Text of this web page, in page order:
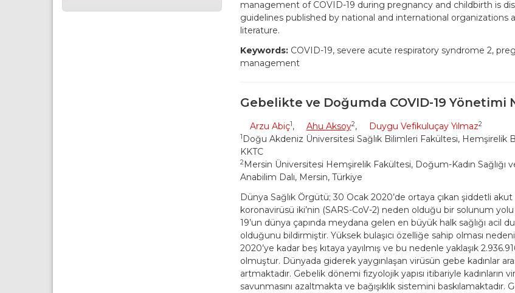
management of COVID-19 during pregnancy and childbirth is
guidelines published by national and international organizations
literature.
Keywords:COVID-19, severe acute respiratory syndrome 2,
management
Gebelikte ve Doğumda COVID-19 Yönetimi
Arzu Abiç1, Ahu Aksoy2, Duygu Vefikuluçay Yılmaz2
1 Doğu Akdeniz Üniversitesi Sağlık Bilimleri Fakültesi, Hemşirelik
KKTC
2Mersin Üniversitesi Hemşirelik Fakültesi, Doğum-Kadın Sağlığı
Anabilim Dalı, Mersin, Türkiye
Dünya Sağlık Örgütü; 30 Ocak 2020’de ortaya çıkan şiddetli
koronavirüsü iki’nin (SARS-CoV-2) neden olduğu bir solunum yolu
19’un dünya çapında meydana gelen en büyük halk sağlığı acil
olduğunu bildirmiştir. Yüksek bulaşıcı özelliğe sahip olması
2020’ye kadar beş kıtaya yayılmış ve bu nedenle yaklaşık
olmuştur. Dünyada giderek yaygınlaşan virüsün gebe kadınlar
artmaktadır. Gebelik dönemi fizyolojik yapısı itibariyle kadınların
savunmasını azaltmakta ve bağışıklık sistemini baskılamaktadır.